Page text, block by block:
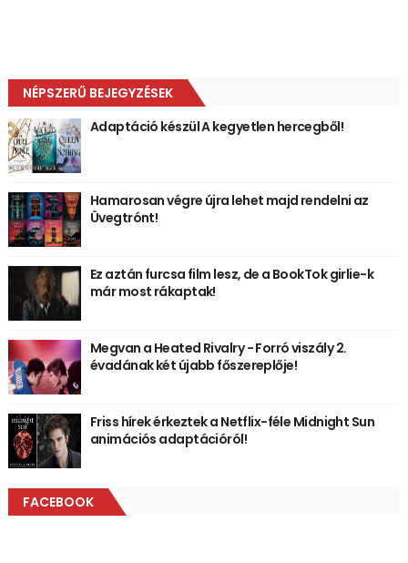
NÉPSZERŰ BEJEGYZÉSEK
Adaptáció készül A kegyetlen hercegből!
Hamarosan végre újra lehet majd rendelni az
Üvegtrónt!
Ez aztán furcsa film lesz, de a BookTok girlie-k
már most rákaptak!
Megvan a Heated Rivalry - Forró viszály 2.
évadának két újabb főszereplője!
Friss hírek érkeztek a Netflix-féle Midnight Sun
animációs adaptációról!
FACEBOOK